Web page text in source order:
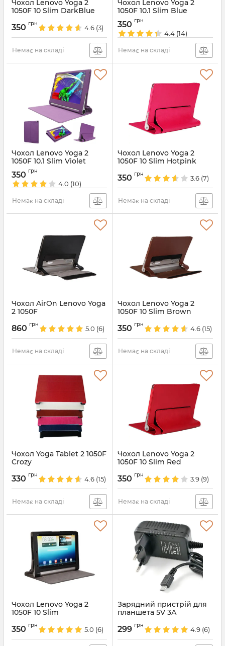
Чохол Lenovo Yoga 2
1050F 10 Slim DarkBlue
350 грн
4.6 (3)
Немає на складі
Чохол Lenovo Yoga 2
1050F 10.1 Slim Blue
Артикул:
350 грн
4.4 (14)
Немає на складі
Чохол Lenovo Yoga 2
1050F 10.1 Slim Violet
Артикул:
350 грн
4.0 (10)
Немає на складі
Чохол Lenovo Yoga 2
1050F 10 Slim Hotpink
350 грн
3.6 (7)
Немає на складі
Чохол AirOn Lenovo Yoga
2 1050F
860 грн
5.0 (6)
Немає на складі
Чохол Lenovo Yoga 2
1050F 10 Slim Brown
350 грн
4.6 (15)
Немає на складі
Чохол Yoga Tablet 2 1050F
Crozy
330 грн
4.6 (15)
Немає на складі
Чохол Lenovo Yoga 2
1050F 10 Slim Red
350 грн
3.9 (9)
Немає на складі
Чохол Lenovo Yoga 2
1050F 10 Slim
350 грн
5.0 (6)
Зарядний пристрій для
планшета 5V 3А
299 грн
4.9 (6)